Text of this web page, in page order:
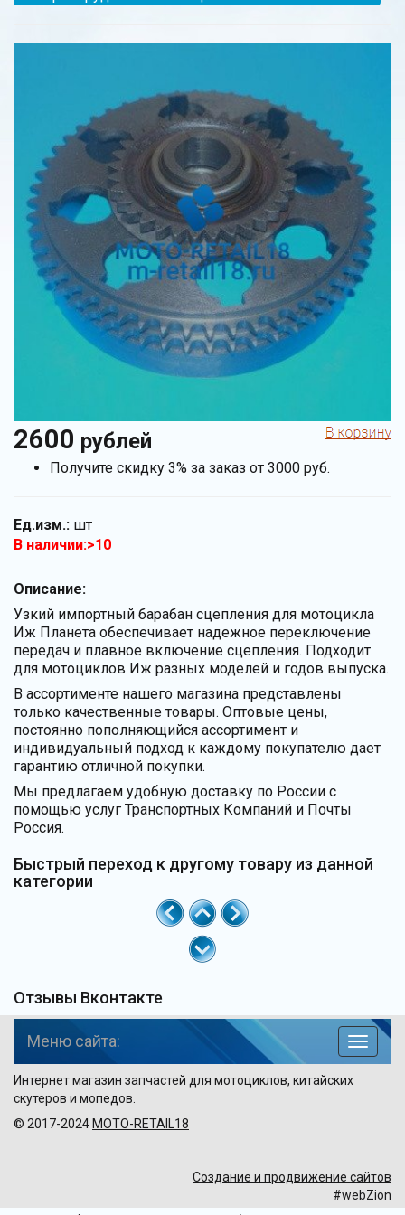
2600 рублей
Получите скидку 3% за заказ от 3000 руб.
Ед.изм.: шт
В наличии:>10
Описание:
Узкий импортный барабан сцепления для мотоцикла
Иж Планета обеспечивает надежное переключение
передач и плавное включение сцепления. Подходит
для мотоциклов Иж разных моделей и годов выпуска.
В ассортименте нашего магазина представлены
только качественные товары. Оптовые цены,
постоянно пополняющийся ассортимент и
индивидуальный подход к каждому покупателю дает
гарантию отличной покупки.
Мы предлагаем удобную доставку по России с
помощью услуг Транспортных Компаний и Почты
Россия.
Быстрый переход к другому товару из данной
категории
Отзывы Вконтакте
по
Меню сайта:
Интернет магазин запчастей для мотоциклов, китайских
скутеров и мопедов.
© 2017-2024 MOTO-RETAIL18
Создание и продвижение сайтов
#webZion